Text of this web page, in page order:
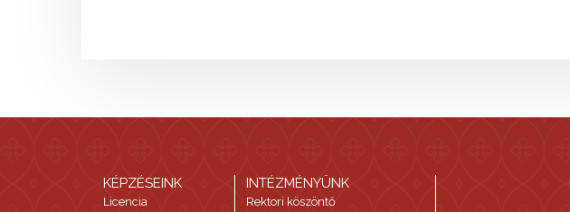
KÉPZÉSEINK
Licencia
INTÉZMÉNYÜNK
Rektori köszöntő